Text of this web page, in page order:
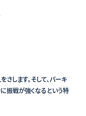
します。そして、パーキ
振戦が強くなるという特